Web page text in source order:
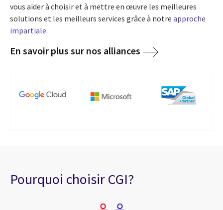
vous aider à choisir et à mettre en œuvre les meilleures
solutions et les meilleurs services grâce à notre approche
impartiale.
En savoir plus sur nos alliances
Pourquoi choisir CGI?